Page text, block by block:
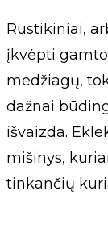
Rustikiniai,
įkvėpti
medžiagų,
dažnai
išvaizda.
mišinys,
tinkančių